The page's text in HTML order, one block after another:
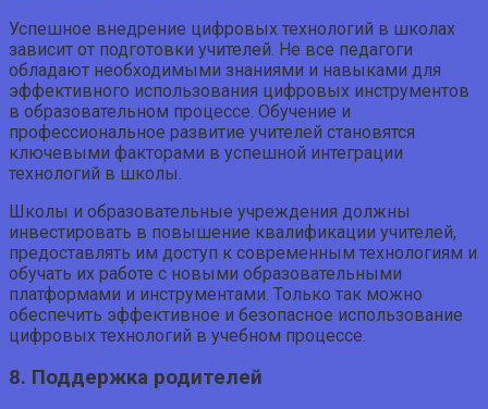
Успешное внедрение цифровых технологий в школах
зависит от подготовки учителей. Не все педагоги
обладают необходимыми знаниями и навыками для
эффективного использования цифровых инструментов
в образовательном процессе. Обучение и
профессиональное развитие учителей становятся
ключевыми факторами в успешной интеграции
технологий в школы.
Школы и образовательные учреждения должны
инвестировать в повышение квалификации учителей,
предоставлять им доступ к современным технологиям и
обучать их работе с новыми образовательными
платформами и инструментами. Только так можно
обеспечить эффективное и безопасное использование
цифровых технологий в учебном процессе.
8. Поддержка родителей